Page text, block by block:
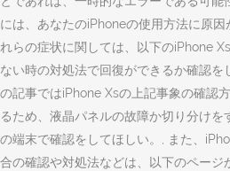
には、あなたのiPhoneの使用方法に原因
れらの症状に関しては、以下のiPhone
ない時の対処法で回復ができるか確認を
の記事ではiPhone Xsの上記事象の確認
るため、液晶パネルの故障か切り分け
の端末で確認をしてほしい。, また、
合の確認や対処法などは、以下のページ